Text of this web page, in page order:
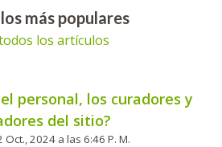
más populares
los artículos
personal, los curadores y
del sitio?
Modificado el Mié., 2 Oct., 2024 a las 6:46 P. M.